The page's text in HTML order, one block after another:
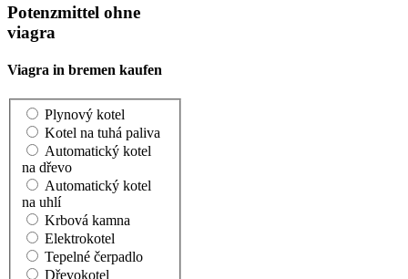
Potenzmittel ohne
viagra
Viagra in bremen kaufen
Plynový kotel
Kotel na tuhá paliva
Automatický kotel
na dřevo
Automatický kotel
na uhlí
Krbová kamna
Elektrokotel
Tepelné čerpadlo
Dřevokotel